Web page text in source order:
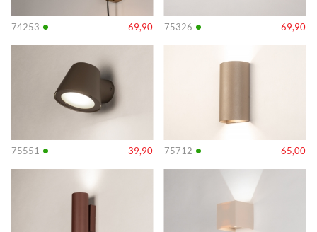
74253 • 69,90 75326 • 69,90
75551 • 39,90
Info
75712 • 65,00
Info
Info Info